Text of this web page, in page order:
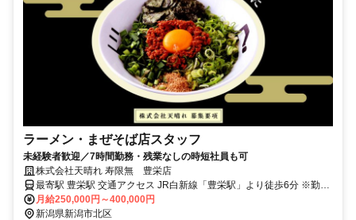
ラーメン・まぜそば店スタッフ
未経験者歓迎／7時間勤務・残業なしの時短社員も可
株式会社天晴れ 寿限無 豊栄店
最寄駅 豊栄駅 交通アクセス JR白新線「豊栄駅」より徒歩6分 ※勤務
地の詳細は面談時にご説明いたします。
月給250,000円～400,000円
新潟県新潟市北区